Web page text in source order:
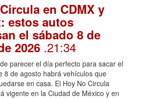
en CDMX y
estos autos
el sábado 8 de
2026 .21:34
parecer el día perfecto para sacar el
8 de agosto habrá vehículos que
en casa. El Hoy No Circula
vigente en la Ciudad de México y en